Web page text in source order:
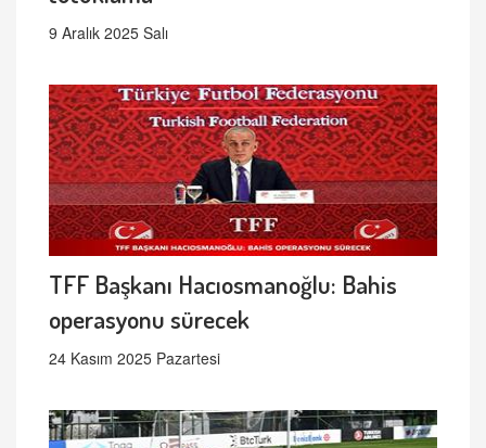
9 Aralık 2025 Salı
TFF Başkanı Hacıosmanoğlu: Bahis
operasyonu sürecek
24 Kasım 2025 Pazartesi